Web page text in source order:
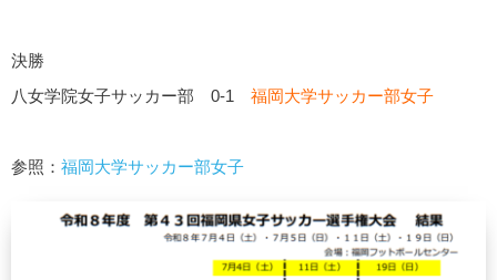
決勝
⼋⼥学院⼥⼦サッカー部 0-1 福岡⼤学サッカー部⼥⼦
参照： 福岡⼤学サッカー部⼥⼦